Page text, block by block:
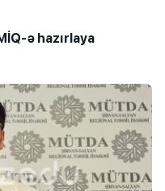
ə hazırlaya